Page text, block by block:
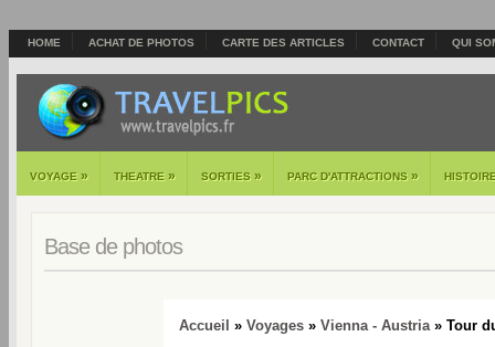
HOME ACHAT DE PHOTOS CARTE DES ARTICLES CONTACT QUI
VOYAGE » THEATRE » SORTIES » PARC D'ATTRACTIONS »
Base de photos
Accueil » Voyages» Vienna - Austria» Tour